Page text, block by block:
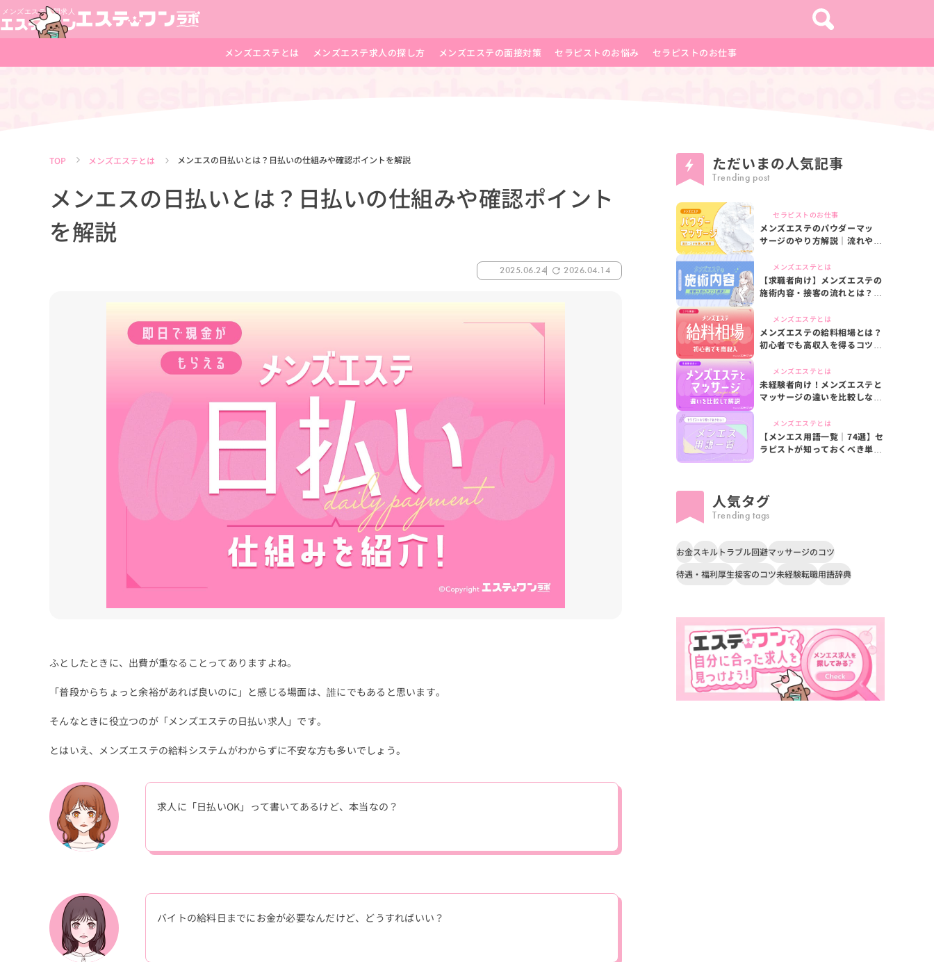
メンズエステとは メンズエステ求人の探し方 メンズエステの面接対策 セラピストのお悩み セラピストのお仕事
TOP メンズエステとは メンエスの日払いとは？日払いの仕組みや確認ポイントを解説
メンエスの日払いとは？日払いの仕組みや確認ポイント
を解説
2025.06.24 2026.04.14
ふとしたときに、出費が重なることってありますよね。
「普段からちょっと余裕があれば良いのに」と感じる場面は、誰にでもあると思います。
そんなときに役立つのが「メンズエステの日払い求人」です。
とはいえ、メンズエステの給料システムがわからずに不安な方も多いでしょう。
求人に「日払いOK」って書いてあるけど、本当なの？
バイトの給料日までにお金が必要なんだけど、どうすればいい？
ただいまの人気記事
Trending post
セラピストのお仕事
メンズエステのパウダーマッ
サージのやり方解説｜流れやコ
メンズエステとは
【求職者向け】メンズエステの
施術内容・接客の流れとは？施
メンズエステとは
メンズエステの給料相場とは？
初心者でも高収入を得るコツを
メンズエステとは
未経験者向け！メンズエステと
マッサージの違いを比較しなが
メンズエステとは
【メンエス用語一覧｜74選】セ
ラピストが知っておくべき単語
人気タグ
Trending tags
お金スキル トラブル回避マッサージのコツ
待遇・福利厚生接客のコツ未経験転職用語辞典